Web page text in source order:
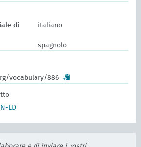
di
italiano
spagnolo
vocabulary/886
LD